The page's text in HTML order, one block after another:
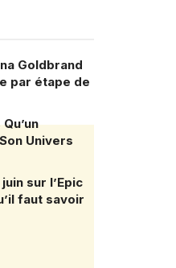
Goldbrand
par étape de
Univers
sur l’Epic
faut savoir